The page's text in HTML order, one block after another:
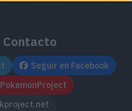
Contacto
Seguir en Facebook